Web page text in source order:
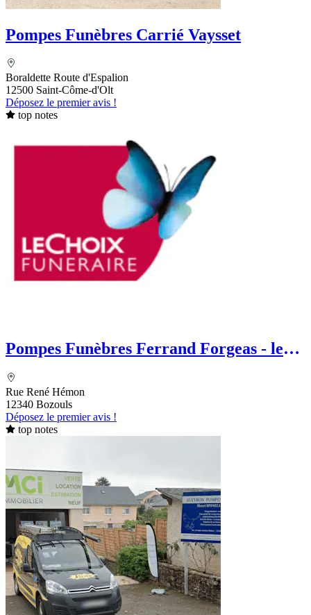
Pompes Funèbres Carrié Vaysset
Boraldette Route d'Espalion
12500 Saint-Côme-d'Olt
Déposez le premier avis !
top notes
Pompes Funèbres Ferrand Forgeas - le
Rue René Hémon
12340 Bozouls
Déposez le premier avis !
top notes